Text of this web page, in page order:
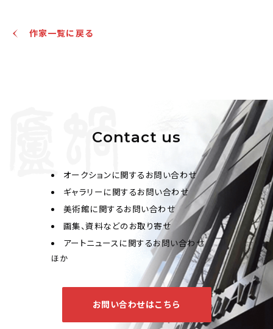
書道、篆刻が得意である。作品には《盧橘夏熟》、《高枝帯
王雪濤、陳半丁、馬萬里、汪慎生 富貴耄耋
2022/06/23
作家一覧に戻る
Contact us
オークションに関するお問い合わせ
ギャラリーに関するお問い合わせ
美術館に関するお問い合わせ
画集、資料などのお取り寄せ
アートニュースに関するお問い合わせ
ほか
お問い合わせはこちら